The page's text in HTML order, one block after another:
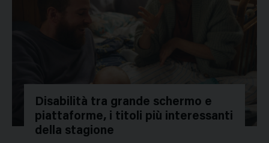
Disabilità tra grande schermo e
piattaforme, i titoli più interessanti
della stagione